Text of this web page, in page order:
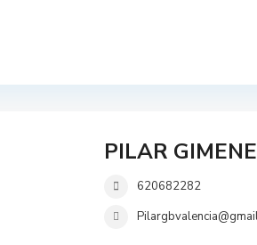
PILAR
620682282